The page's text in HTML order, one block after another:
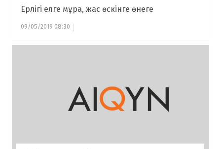
Ерлігі елге мұра, жас өскінге өнеге
09/05/2019 08:30